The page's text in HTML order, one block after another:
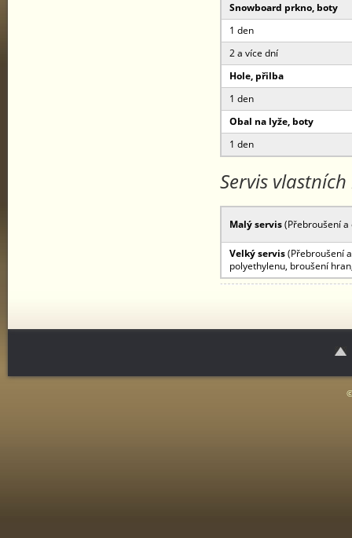
Snowboard prkno, boty
1 den
2 a více dní
Hole, přilba
1 den
Obal na lyže, boty
1 den
Servis
Malý servis(Přebroušení
Velký servis(Přebroušení
polyethylenu, broušení